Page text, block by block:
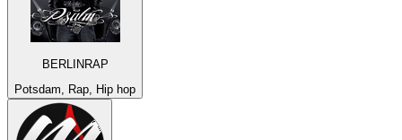
BERLINRAP
Potsdam, Rap, Hip hop